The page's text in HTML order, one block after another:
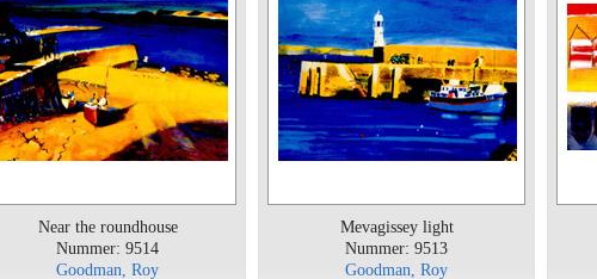
Near the roundhouse
Nummer: 9514
Goodman, Roy
Mevagissey light
Nummer: 9513
Goodman, Roy